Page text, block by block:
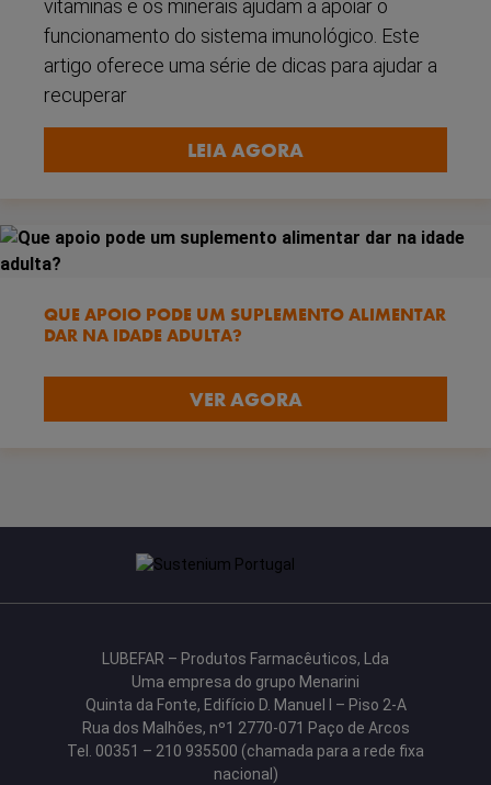
vitaminas e os minerais ajudam a apoiar o
funcionamento do sistema imunológico. Este
artigo oferece uma série de dicas para ajudar a
recuperar
LEIA AGORA
QUE APOIO PODE UM SUPLEMENTO ALIMENTAR
DAR NA IDADE ADULTA?
VER AGORA
LUBEFAR – Produtos Farmacêuticos, Lda
Uma empresa do grupo Menarini
Quinta da Fonte, Edifício D. Manuel I – Piso 2-A
Rua dos Malhões, nº1 2770-071 Paço de Arcos
Tel. 00351 – 210 935500 (chamada para a rede fixa
nacional)